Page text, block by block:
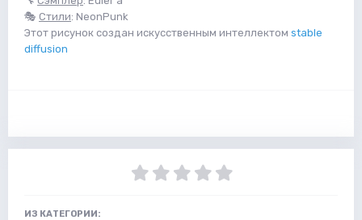
🎭 Стили: NeonPunk
Этот рисунок создан искусственным интеллектом stable
diffusion
ИЗ КАТЕГОРИИ: